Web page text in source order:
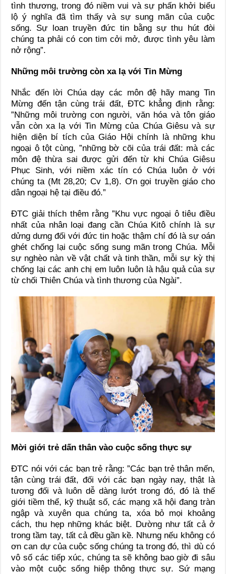
tình thương, trong đó niềm vui và sự phấn khởi biểu
lộ ý nghĩa đã tìm thấy và sự sung mãn của cuộc
sống. Sự loan truyền đức tin bằng sự thu hút đòi
chúng ta phải có con tim cởi mở, được tình yêu làm
nở rộng”.
Những môi trường còn xa lạ với Tin Mừng
Nhắc đến lời Chúa dạy các môn đệ hãy mang Tin
Mừng đến tận cùng trái đất, ĐTC khẳng định rằng:
”Những môi trường con người, văn hóa và tôn giáo
vẫn còn xa lạ với Tin Mừng của Chúa Giêsu và sự
hiện diện bí tích của Giáo Hội chính là những khu
ngoại ô tột cùng, ”những bờ cõi của trái đất: mà các
môn đệ thừa sai được gửi đến từ khi Chúa Giêsu
Phục Sinh, với niềm xác tín có Chúa luôn ở với
chúng ta (Mt 28,20; Cv 1,8). Ơn gọi truyền giáo cho
dân ngoại hệ tại điều đó.”
ĐTC giải thích thêm rằng ”Khu vực ngoại ô tiêu điều
nhất của nhân loại đang cần Chúa Kitô chính là sự
dửng dưng đối với đức tin hoặc thậm chí đó là sự oán
ghét chống lại cuộc sống sung mãn trong Chúa. Mỗi
sự nghèo nàn về vật chất và tinh thần, mỗi sự kỳ thị
chống lại các anh chị em luôn luôn là hậu quả của sự
từ chối Thiên Chúa và tình thương của Ngài”.
Mời giới trẻ dấn thân vào cuộc sống thực sự
ĐTC nói với các bạn trẻ rằng: ”Các bạn trẻ thân mến,
tận cùng trái đất, đối với các bạn ngày nay, thật là
tương đối và luôn dễ dàng lướt trong đó, đó là thế
giới tiềm thể, kỹ thuật số, các mạng xã hội đang tràn
ngập và xuyên qua chúng ta, xóa bỏ mọi khoảng
cách, thu hẹp những khác biệt. Dường như tất cả ở
trong tầm tay, tất cả đều gần kề. Nhưng nếu không có
ơn can dự của cuộc sống chúng ta trong đó, thì dù có
vô số các tiếp xúc, chúng ta sẽ không bao giờ đi sâu
vào một cuộc sống hiệp thông thực sự. Sứ mạng